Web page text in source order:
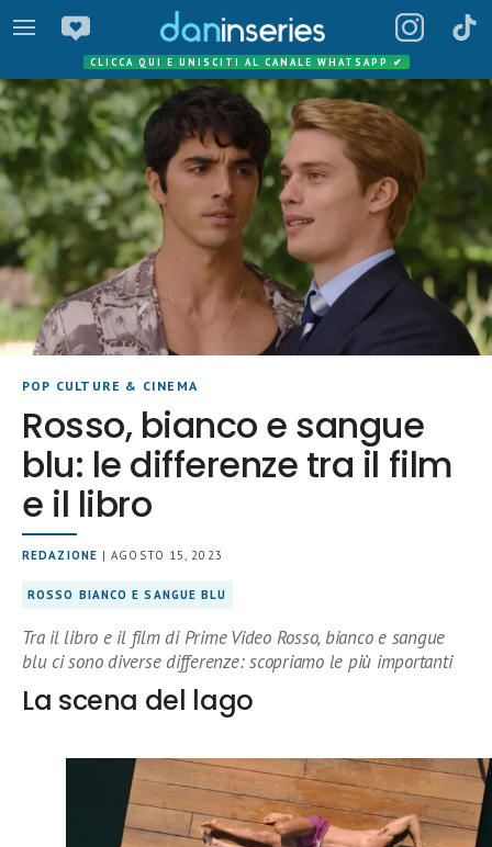
CLICCA QUI E UNISCITI AL CANALE WHATSAPP ✔
POP CULTURE & CINEMA
Rosso, bianco e sangue
blu: le differenze tra il film
e il libro
REDAZIONE | AGOSTO 15, 2023
ROSSO BIANCO E SANGUE BLU
Tra il libro e il film di Prime Video Rosso, bianco e sangue
blu ci sono diverse differenze: scopriamo le più importanti
La scena del lago